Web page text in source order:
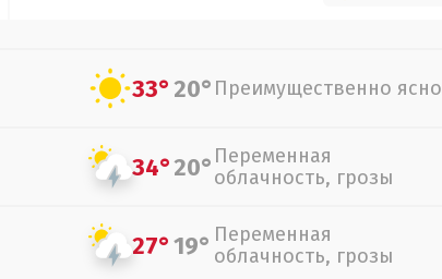
33°20° Преимущественно ясно
34°20° Переменная
облачность, грозы
27°19° Переменная
облачность, грозы